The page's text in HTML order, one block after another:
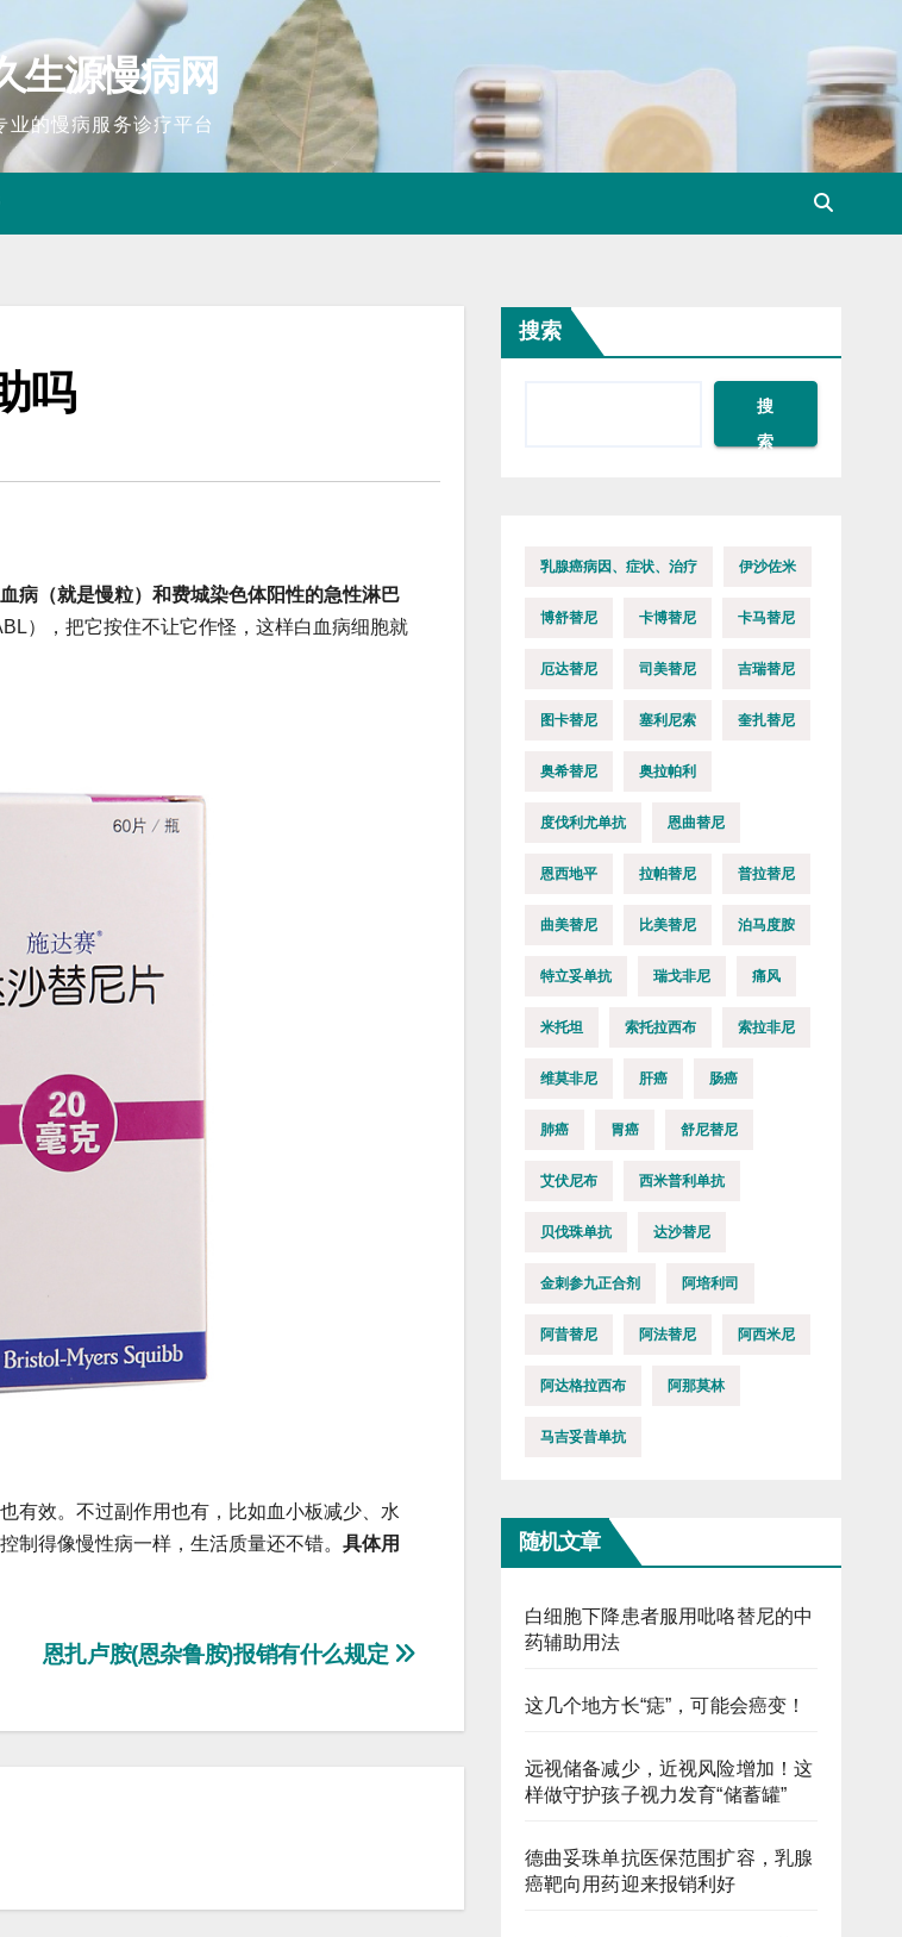
生源慢病网
业的慢病服务诊疗平台
吗
病（就是慢粒）和费城染色体阳性的急性淋巴
），把它按住不让它作怪，这样白血病细胞就
效。不过副作用也有，比如血小板减少、水
制得像慢性病一样，生活质量还不错。 具体用
恩扎卢胺(恩杂鲁胺)报销有什么规定
搜索
搜
索
乳腺癌病因、症状、治疗 伊沙佐米
博舒替尼 卡博替尼 卡马替尼
厄达替尼 司美替尼 吉瑞替尼
图卡替尼 塞利尼索 奎扎替尼
奥希替尼 奥拉帕利
度伐利尤单抗 恩曲替尼
恩西地平 拉帕替尼 普拉替尼
曲美替尼 比美替尼 泊马度胺
特立妥单抗 瑞戈非尼 痛风
米托坦 索托拉西布 索拉非尼
维莫非尼 肝癌 肠癌
肺癌 胃癌 舒尼替尼
艾伏尼布 西米普利单抗
贝伐珠单抗 达沙替尼
金刺参九正合剂 阿培利司
阿昔替尼 阿法替尼 阿西米尼
阿达格拉西布 阿那莫林
马吉妥昔单抗
随机文章
白细胞下降患者服用吡咯替尼的中
药辅助用法
这几个地方长“痣”，可能会癌变！
远视储备减少，近视风险增加！这
样做守护孩子视力发育“储蓄罐”
德曲妥珠单抗医保范围扩容，乳腺
癌靶向用药迎来报销利好